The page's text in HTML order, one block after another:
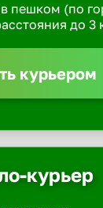
пешком (по
до 3
курьером
курьер